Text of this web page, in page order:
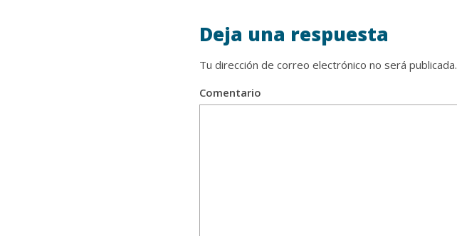
Deja una respuesta
Tu dirección de correo electrónico no será publicada.
Comentario